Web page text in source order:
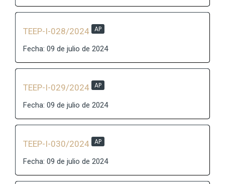
TEEP-I-028/2024 AP
Fecha: 09 de julio de 2024
TEEP-I-029/2024 AP
Fecha: 09 de julio de 2024
TEEP-I-030/2024 AP
Fecha: 09 de julio de 2024